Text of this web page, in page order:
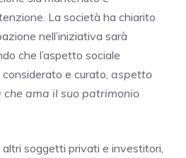
La società ha chiarito
nell’iniziativa sarà
che l’aspetto sociale
e curato, aspetto
ama il suo patrimonio
soggetti privati e investitori,